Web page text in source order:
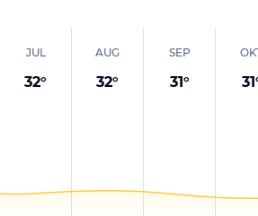
JUL
32°
AUG
32°
SEP
31° 31